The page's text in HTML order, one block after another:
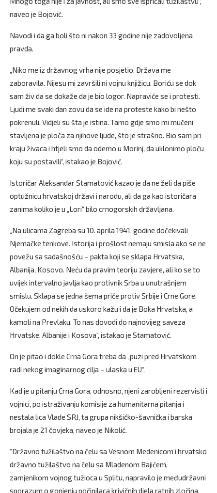
naveo je Bojović.
Navodi i da ga boli što ni nakon 33 godine nije zadovoljena
pravda.
„Niko me iz državnog vrha nije posjetio. Država me
zaboravila. Nijesu mi završili ni vojnu knjižicu. Boriću se dok
sam živ da se dokaže da je bio logor. Napraviće se i protesti.
Ljudi me svaki dan zovu da se ide na proteste kako bi nešto
pokrenuli. Vidjeli su šta je istina. Tamo gdje smo mi mučeni
stavljena je ploča za njihove ljude, što je strašno. Bio sam pri
kraju živaca i htjeli smo da odemo u Morinj, da uklonimo ploču
koju su postavili“, istakao je Bojović.
Istoričar Aleksandar Stamatović kazao je da ne želi da piše
optužnicu hrvatskoj državi i narodu, ali da ga kao istoričara
zanima koliko je u „Lori“ bilo crnogorskih državljana.
„Na ulicama Zagreba su 10. aprila 1941. godine dočekivali
Njemačke tenkove. Istorija i prošlost nemaju smisla ako se ne
povežu sa sadašnošću – pakta koji se sklapa Hrvatska,
Albanija, Kosovo. Neću da pravim teoriju zavjere, ali ko se to
uvijek intervalno javlja kao protivnik Srba u unutrašnjem
smislu. Sklapa se jedna šema priče protiv Srbije i Crne Gore.
Očekujem od nekih da uskoro kažu i da je Boka Hrvatska, a
kamoli na Prevlaku. To nas dovodi do najnovijeg saveza
Hrvatske, Albanije i Kosova“, istakao je Stamatović.
On je pitao i dokle Crna Gora treba da „puzi pred Hrvatskom
radi nekog imaginarnog cilja – ulaska u EU“.
Kad je u pitanju Crna Gora, odnosno, njeni zarobljeni rezervisti i
vojnici, po istraživanju komisije za humanitarna pitanja i
nestala lica Vlade SRJ, ta grupa nikšićko-šavnička i barska
brojala je 21 čovjeka, naveo je Nikolić.
“Državno tužilaštvo na čelu sa Vesnom Medenicom i hrvatsko
državno tužilaštvo na čelu sa Mladenom Bajićem,
zamjenikom vojnog tužioca u Splitu, napravilo je međudržavni
sporazum o gonjenju počinilaca krivičnih djela ratnih zločina,